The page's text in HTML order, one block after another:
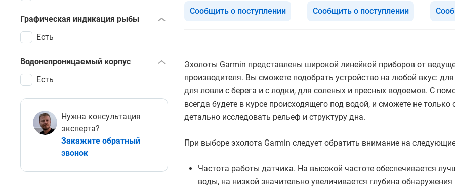
Графическая индикация рыбы
Есть
Водонепроницаемый корпус
Есть
Нужна консультация
эксперта?
Закажите обратный
звонок
Сообщить о поступлении Сообщить о поступлении
Эхолоты Garmin представлены широкой линейкой приборов от
производителя. Вы сможете подобрать устройство на любой вкус:
для ловли с берега и с лодки, для соленых и пресных водоемов. С
всегда будете в курсе происходящего под водой, и сможете не
детально исследовать рельеф и структуру дна.
При выборе эхолота Garmin следует обратить внимание на
Частота работы датчика. На высокой частоте обеспечивается
воды, на низкой значительно увеличивается глубина обнаружения